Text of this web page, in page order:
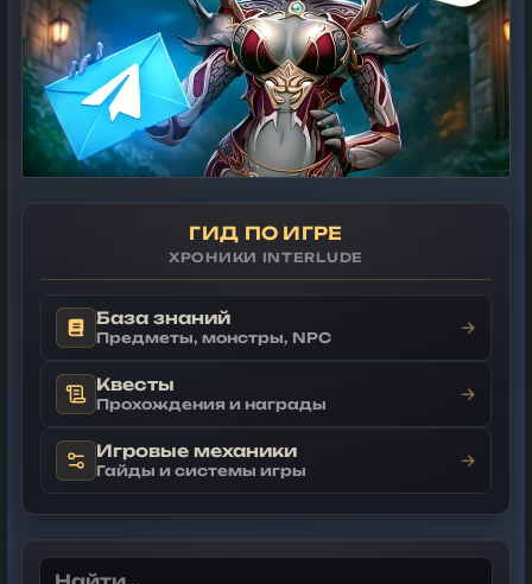
ГИД ПО ИГРЕ
ХРОНИКИ INTERLUDE
База знаний
Предметы, монстры, NPC →
Квесты
Прохождения и награды →
Игровые механики
Гайды и системы игры →